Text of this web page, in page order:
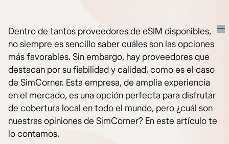
Dentro de tantos proveedores de eSIM disponibles,
no siempre es sencillo saber cuáles son las opciones
más favorables. Sin embargo, hay proveedores que
destacan por su fiabilidad y calidad, como es el caso
de SimCorner. Esta empresa, de amplia experiencia
en el mercado, es una opción perfecta para disfrutar
de cobertura local en todo el mundo, pero ¿cuál son
nuestras opiniones de SimCorner? En este artículo te
lo contamos.